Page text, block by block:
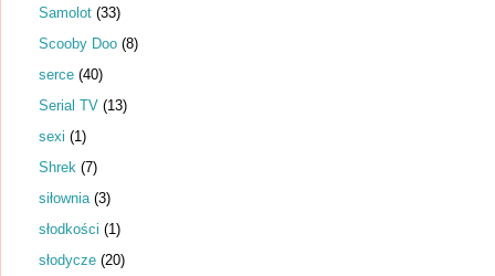
Samolot (33)
Scooby Doo (8)
serce (40)
Serial TV (13)
sexi (1)
Shrek (7)
siłownia (3)
słodkości (1)
słodycze (20)